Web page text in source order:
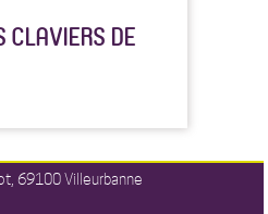
CLAVIERS DE
69100 Villeurbanne